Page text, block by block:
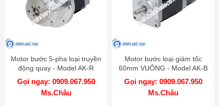
Motor bước 5-pha loại truyền
động quay - Model AK-R
Gọi ngay: 0909.067.950
Ms.Châu
Motor bước loại giảm tốc
60mm VUÔNG - Model AK-B
Gọi ngay: 0909.067.950
Ms.Châu